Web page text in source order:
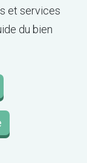
et services
du bien